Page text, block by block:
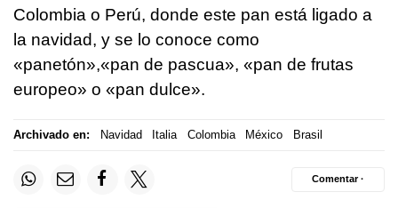
Colombia o Perú, donde este pan está ligado a
la navidad, y se lo conoce como
«panetón»,«pan de pascua», «pan de frutas
europeo» o «pan dulce».
Archivado en: Navidad Italia Colombia México Brasil
Comentar ·